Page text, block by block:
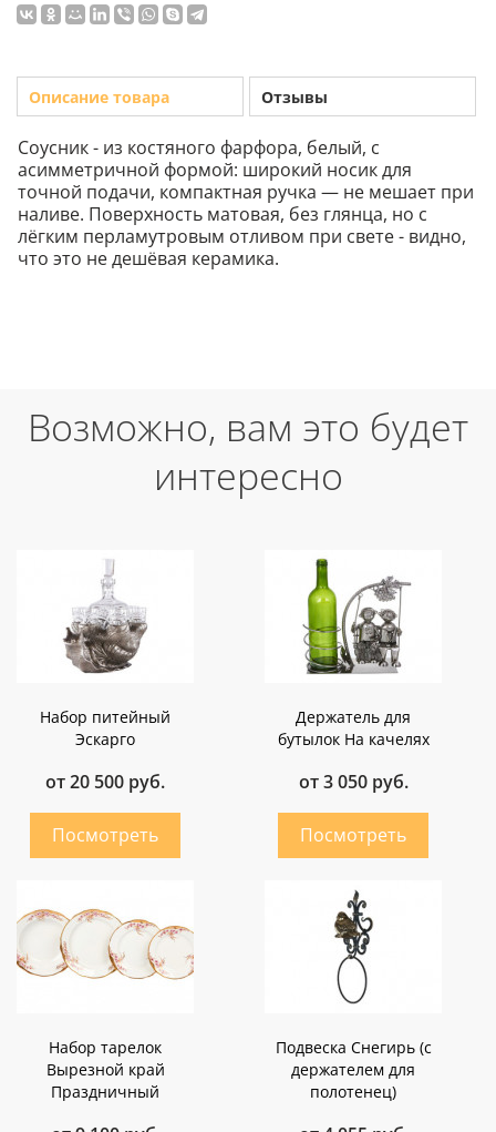
Описание товара Отзывы
Соусник - из костяного фарфора, белый, с
асимметричной формой: широкий носик для
точной подачи, компактная ручка — не мешает при
наливе. Поверхность матовая, без глянца, но с
лёгким перламутровым отливом при свете - видно,
что это не дешёвая керамика.
Возможно, вам это будет
интересно
Набор питейный
Эскарго
от 20 500 руб.
Держатель для
бутылок На качелях
от 3 050 руб.
Набор тарелок
Вырезной край
Праздничный
Подвеска Снегирь (с
держателем для
полотенец)